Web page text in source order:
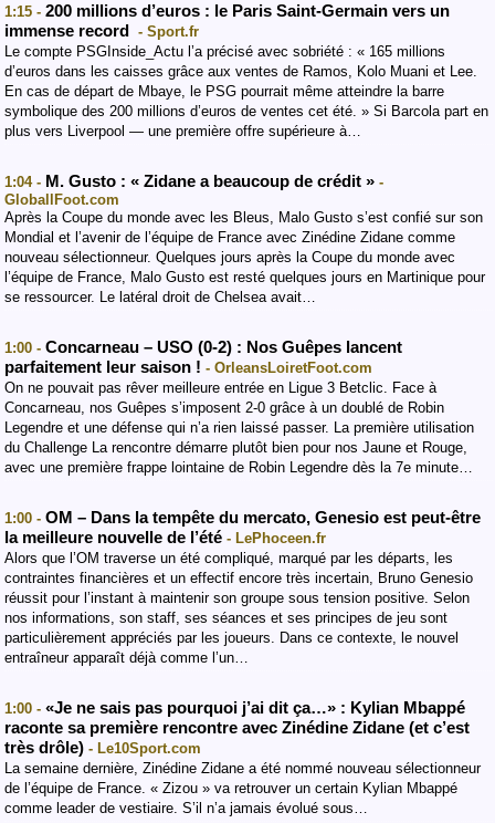
1:15 - 200 millions d’euros : le Paris Saint-Germain vers un
immense record - Sport.fr
Le compte PSGInside_Actu l’a précisé avec sobriété : « 165 millions
d’euros dans les caisses grâce aux ventes de Ramos, Kolo Muani et Lee.
En cas de départ de Mbaye, le PSG pourrait même atteindre la barre
symbolique des 200 millions d’euros de ventes cet été. » Si Barcola part en
plus vers Liverpool — une première offre supérieure à…
1:04 - M. Gusto : « Zidane a beaucoup de crédit » -
GloballFoot.com
Après la Coupe du monde avec les Bleus, Malo Gusto s’est confié sur son
Mondial et l’avenir de l’équipe de France avec Zinédine Zidane comme
nouveau sélectionneur. Quelques jours après la Coupe du monde avec
l’équipe de France, Malo Gusto est resté quelques jours en Martinique pour
se ressourcer. Le latéral droit de Chelsea avait…
1:00 - Concarneau – USO (0-2) : Nos Guêpes lancent
parfaitement leur saison ! - OrleansLoiretFoot.com
On ne pouvait pas rêver meilleure entrée en Ligue 3 Betclic. Face à
Concarneau, nos Guêpes s’imposent 2-0 grâce à un doublé de Robin
Legendre et une défense qui n’a rien laissé passer. La première utilisation
du Challenge La rencontre démarre plutôt bien pour nos Jaune et Rouge,
avec une première frappe lointaine de Robin Legendre dès la 7e minute…
1:00 - OM – Dans la tempête du mercato, Genesio est peut-être
la meilleure nouvelle de l’été - LePhoceen.fr
Alors que l’OM traverse un été compliqué, marqué par les départs, les
contraintes financières et un effectif encore très incertain, Bruno Genesio
réussit pour l’instant à maintenir son groupe sous tension positive. Selon
nos informations, son staff, ses séances et ses principes de jeu sont
particulièrement appréciés par les joueurs. Dans ce contexte, le nouvel
entraîneur apparaît déjà comme l’un…
1:00 - «Je ne sais pas pourquoi j’ai dit ça…» : Kylian Mbappé
raconte sa première rencontre avec Zinédine Zidane (et c’est
très drôle) - Le10Sport.com
La semaine dernière, Zinédine Zidane a été nommé nouveau sélectionneur
de l’équipe de France. « Zizou » va retrouver un certain Kylian Mbappé
comme leader de vestiaire. S’il n’a jamais évolué sous…